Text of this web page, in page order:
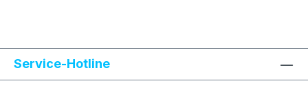
Service-Hotline
Text vergrößern Hochkontrastmodus